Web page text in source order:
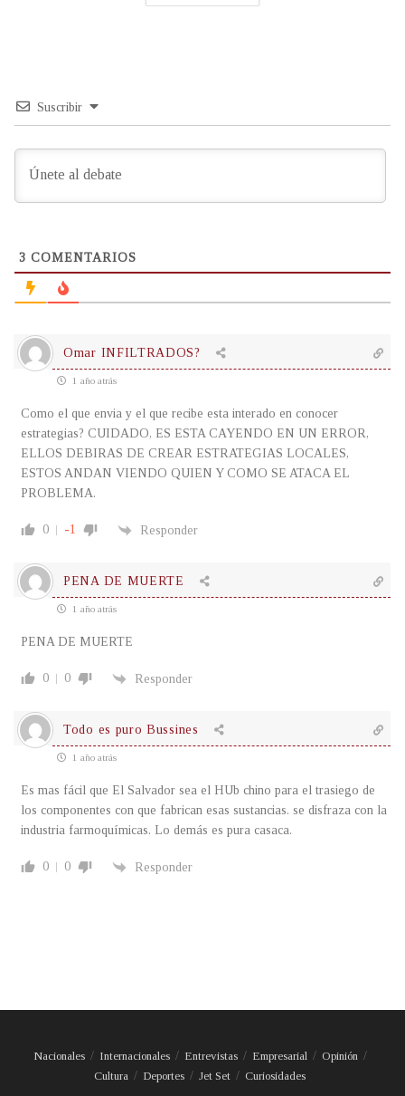
Suscribir
3 COMENTARIOS
Omar INFILTRADOS?
1 año atrás
Como el que envia y el que recibe esta interado en conocer
estrategias? CUIDADO, ES ESTA CAYENDO EN UN ERROR,
ELLOS DEBIRAS DE CREAR ESTRATEGIAS LOCALES,
ESTOS ANDAN VIENDO QUIEN Y COMO SE ATACA EL
PROBLEMA.
0 -1 Responder
PENA DE MUERTE
1 año atrás
PENA DE MUERTE
0 0 Responder
Todo es puro Bussines
1 año atrás
Es mas fácil que El Salvador sea el HUb chino para el trasiego de
los componentes con que fabrican esas sustancias. se disfraza con la
industria farmoquímicas. Lo demás es pura casaca.
0 0 Responder
Nacionales Internacionales Entrevistas Empresarial
Opinión
Cultura
Deportes Jet Set Curiosidades